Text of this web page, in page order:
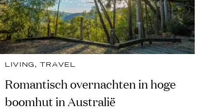
LIVING , TRAVEL
Romantisch overnachten in hoge
boomhut in Australië